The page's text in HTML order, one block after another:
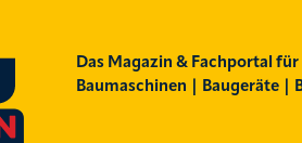
Das Magazin & Fachportal für
Baumaschinen | Baugeräte |